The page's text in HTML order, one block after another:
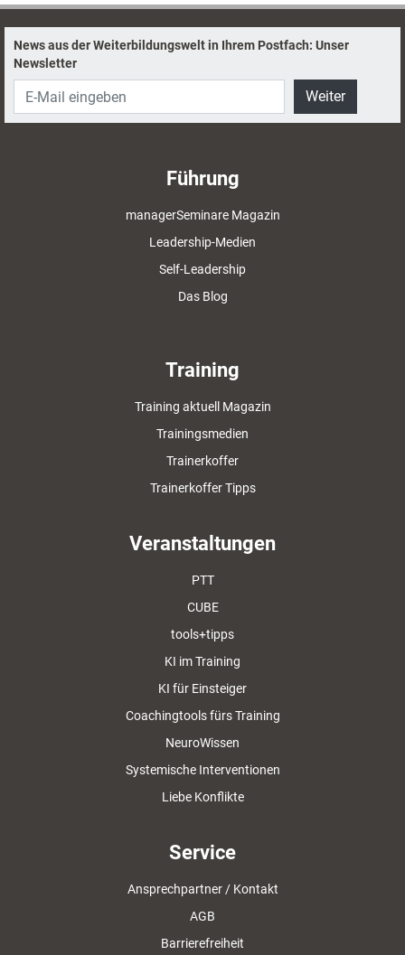
News aus der Weiterbildungswelt in Ihrem Postfach: Unser
Newsletter
Weiter
Führung
managerSeminare Magazin
Leadership-Medien
Self-Leadership
Das Blog
Training
Training aktuell Magazin
Trainingsmedien
Trainerkoffer
Trainerkoffer Tipps
Veranstaltungen
PTT
CUBE
tools+tipps
KI im Training
KI für Einsteiger
Coachingtools fürs Training
NeuroWissen
Systemische Interventionen
Liebe Konflikte
Service
Ansprechpartner / Kontakt
AGB
Barrierefreiheit